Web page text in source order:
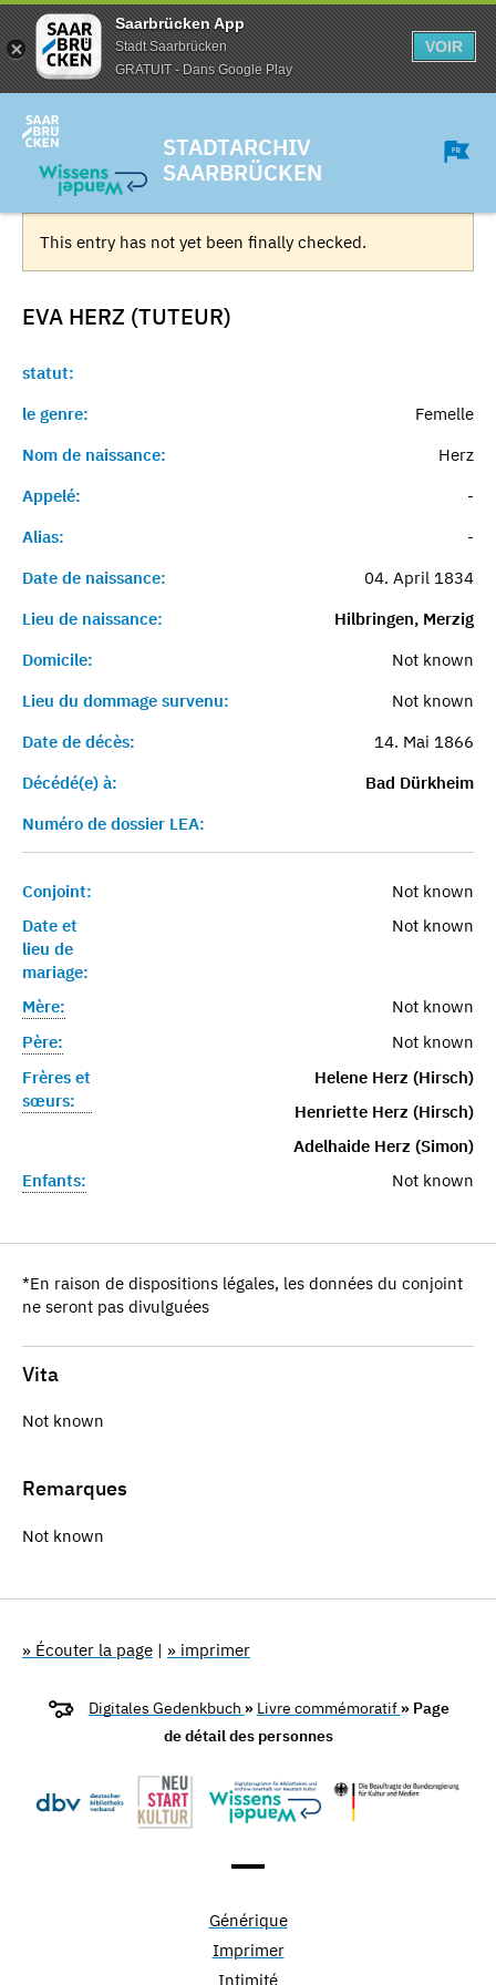
Saarbrücken App
Stadt Saarbrücken
GRATUIT - Dans Google Play
VOIR
STADTARCHIV
SAARBRÜCKEN
This entry has not yet been finally checked.
EVA HERZ (TUTEUR)
statut:
le genre:
Femelle
Nom de naissance:
Herz
Appelé:
-
Alias:
-
Date de naissance:
04. April 1834
Lieu de naissance:
Hilbringen, Merzig
Domicile:
Not known
Lieu du dommage survenu:
Not known
Date de décès:
14. Mai 1866
Décédé(e) à:
Bad Dürkheim
Numéro de dossier LEA:
Conjoint:
Not known
Date et
lieu de
mariage:
Not known
Mère:
Not known
Père:
Not known
Frères et
sœurs:
Helene Herz (Hirsch)
Henriette Herz (Hirsch)
Adelhaide Herz (Simon)
Enfants:
Not known
*En raison de dispositions légales, les données du conjoint
ne seront pas divulguées
Vita
Not known
Remarques
Not known
» Écouter la page | » imprimer
Digitales Gedenkbuch » Livre commémoratif » Page
de détail des personnes
Générique
Imprimer
Intimité